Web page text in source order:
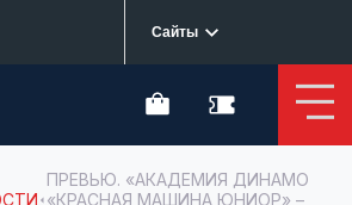
Сайты
ПРЕВЬЮ. «АКАДЕМИЯ ДИНАМО
«КРАСНАЯ МАШИНА ЮНИОР» –